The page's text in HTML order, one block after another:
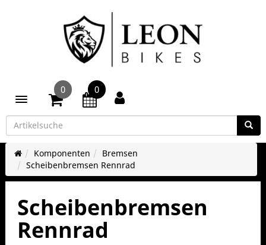
Toggle navigation
0 0
Komponenten
Bremsen
Scheibenbremsen Rennrad
Scheibenbremsen
Rennrad